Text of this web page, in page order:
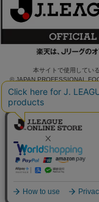
本サイトで使用してい
© JAPAN PROFESSIONAL